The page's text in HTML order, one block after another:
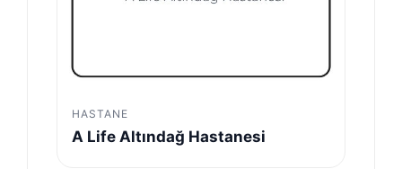
HASTANE
A Life Altındağ Hastanesi